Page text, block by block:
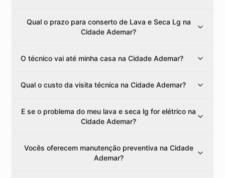
Qual o prazo para conserto de Lava e Seca Lg na
Cidade Ademar?
O técnico vai até minha casa na Cidade Ademar?
Qual o custo da visita técnica na Cidade Ademar?
E se o problema do meu lava e seca lg for elétrico na
Cidade Ademar?
Vocês oferecem manutenção preventiva na Cidade
Ademar?